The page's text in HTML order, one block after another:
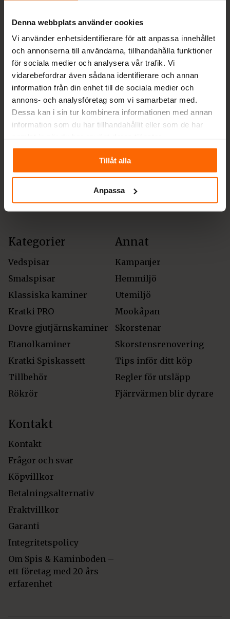
Denna webbplats använder cookies
Vi använder enhetsidentifierare för att anpassa innehållet
och annonserna till användarna, tillhandahålla funktioner
för sociala medier och analysera vår trafik. Vi
vidarebefordrar även sådana identifierare och annan
information från din enhet till de sociala medier och
annons- och analysföretag som vi samarbetar med.
Dessa kan i sin tur kombinera informationen med annan
information som du har tillhandahållit eller som de har
Tillåt alla
Anpassa
VIKTIGT! RING INNAN BESÖK I BUTIK!
Besök i butik sker endast efter överenskommelse
med kund. Ring oss så bokar vi en tid.
Betalningsalternativ
Fraktalternativ
Kategorier
Vedspisar
Smalspisar
Klassiska kaminer
Kratki PRO
Dovre gjutjärnskaminer
Etanolkaminer
Kratki Spiskassett
Tillbehör
Rökrör
Annat
Kampanjer
Hemmiljö
Utemiljö
Mookåpan
Skorstenar
Skorstensrenovering
Tips inför ditt köp
Regler för utsläpp
Fjärrvärmen blir dyrare
Kontakt
Kontakt
Frågor och svar
Köpvillkor
Betalningsalternativ
Fraktvillkor
Garanti
Integritetspolicy
Om Spis & Kaminboden –
ett företag med 20 års
erfarenhet